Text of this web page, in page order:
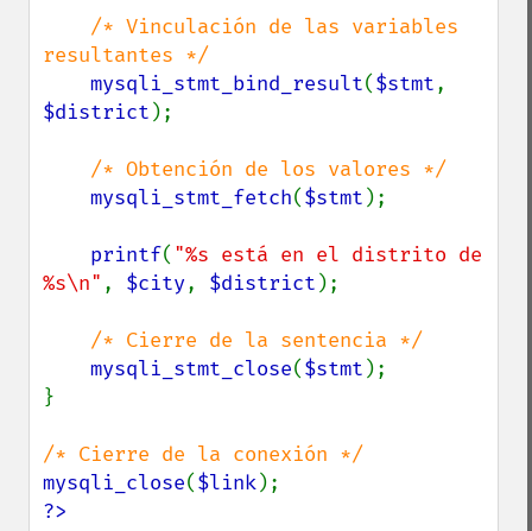
/* Vinculación de las variables
resultantes */
mysqli_stmt_bind_result($stmt
$district );
/* Obtención de los valores */
mysqli_stmt_fetch($stmt );
printf( "%s está en el distrito de
%s\n" , $city, $district );
/* Cierre de la sentencia */
mysqli_stmt_close($stmt );
}
mysqli_close($link
?>